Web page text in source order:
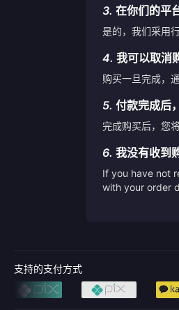
3. 在你们的平
是的，我们采用
4. 我可以取消
购买一旦完成，
5. 付款完成后
完成购买后，您
6. 我没有收到
If you have not
with your order
支持的支付方式